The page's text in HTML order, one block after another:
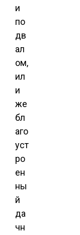
и
по
дв
ал
ом,
ил
и
же
бл
аго
уст
ро
ен
ны
й
да
чн